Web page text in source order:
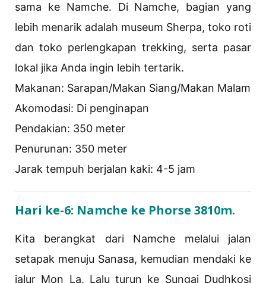
sama ke Namche. Di Namche, bagian yang
lebih menarik adalah museum Sherpa, toko roti
dan toko perlengkapan trekking, serta pasar
lokal jika Anda ingin lebih tertarik.
Makanan: Sarapan/Makan Siang/Makan Malam
Akomodasi: Di ​​penginapan
Pendakian: 350 meter
Penurunan: 350 meter
Jarak tempuh berjalan kaki: 4-5 jam
Hari ke-6: Namche ke Phorse 3810m.
Kita berangkat dari Namche melalui jalan
setapak menuju Sanasa, kemudian mendaki ke
jalur Mon La. Lalu turun ke Sungai Dudhkosi